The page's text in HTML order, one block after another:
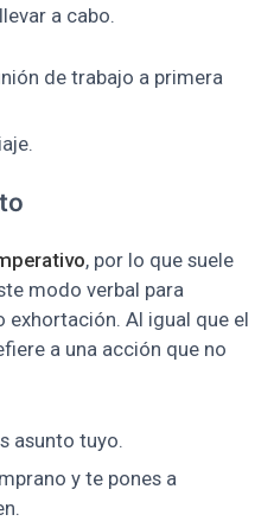
a cabo.
de trabajo a primera
, por lo que suele
modo verbal para
exhortación. Al igual que el
a una acción que no
asunto tuyo.
y te pones a